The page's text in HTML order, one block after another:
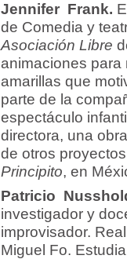
Jennifer Frank.
de Comedia y
Asociación Libre
animaciones para
amarillas que
parte de la
espectáculo infantil
directora, una
de otros
Principito, en
Patricio
investigador y
improvisador.
Miguel Fo.